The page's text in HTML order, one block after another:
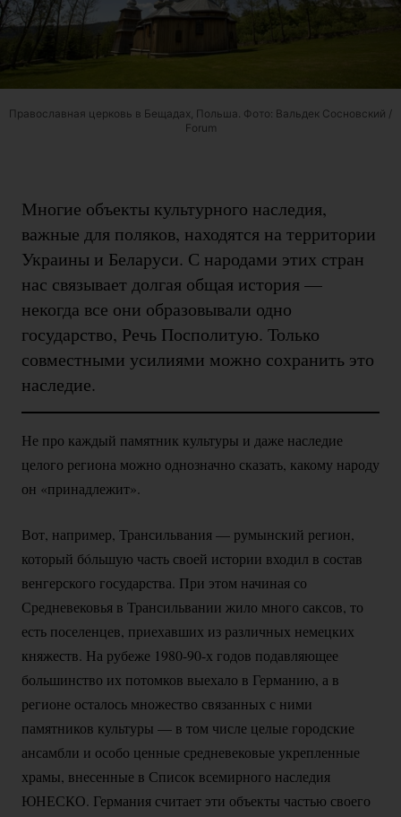
Православная церковь в Бещадах, Польша. Фото: Вальдек Сосновский /
Forum
Многие объекты культурного наследия,
важные для поляков, находятся на территории
Украины и Беларуси. С народами этих стран
нас связывает долгая общая история —
некогда все они образовывали одно
государство, Речь Посполитую. Только
совместными усилиями можно сохранить это
наследие.
Не про каждый памятник культуры и даже наследие
целого региона можно однозначно сказать, какому народу
он «принадлежит».
Вот, например, Трансильвания — румынский регион,
который бóльшую часть своей истории входил в состав
венгерского государства. При этом начиная со
Средневековья в Трансильвании жило много саксов, то
есть поселенцев, приехавших из различных немецких
княжеств. На рубеже 1980-90-х годов подавляющее
большинство их потомков выехало в Германию, а в
регионе осталось множество связанных с ними
памятников культуры — в том числе целые городские
ансамбли и особо ценные средневековые укрепленные
храмы, внесенные в Список всемирного наследия
ЮНЕСКО. Германия считает эти объекты частью своего